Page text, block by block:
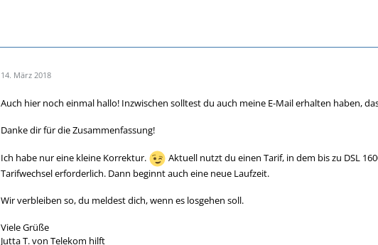
14. März 2018
Auch hier noch einmal hallo! Inzwischen solltest du auch meine E-Mail erhalten haben,
Danke dir für die Zusammenfassung!
Ich habe nur eine kleine Korrektur.
Aktuell nutzt du einen Tarif, in dem bis zu DSL
Tarifwechsel erforderlich. Dann beginnt auch eine neue Laufzeit.
Wir verbleiben so, du meldest dich, wenn es losgehen soll.
Viele Grüße
Jutta T. von Telekom hilft